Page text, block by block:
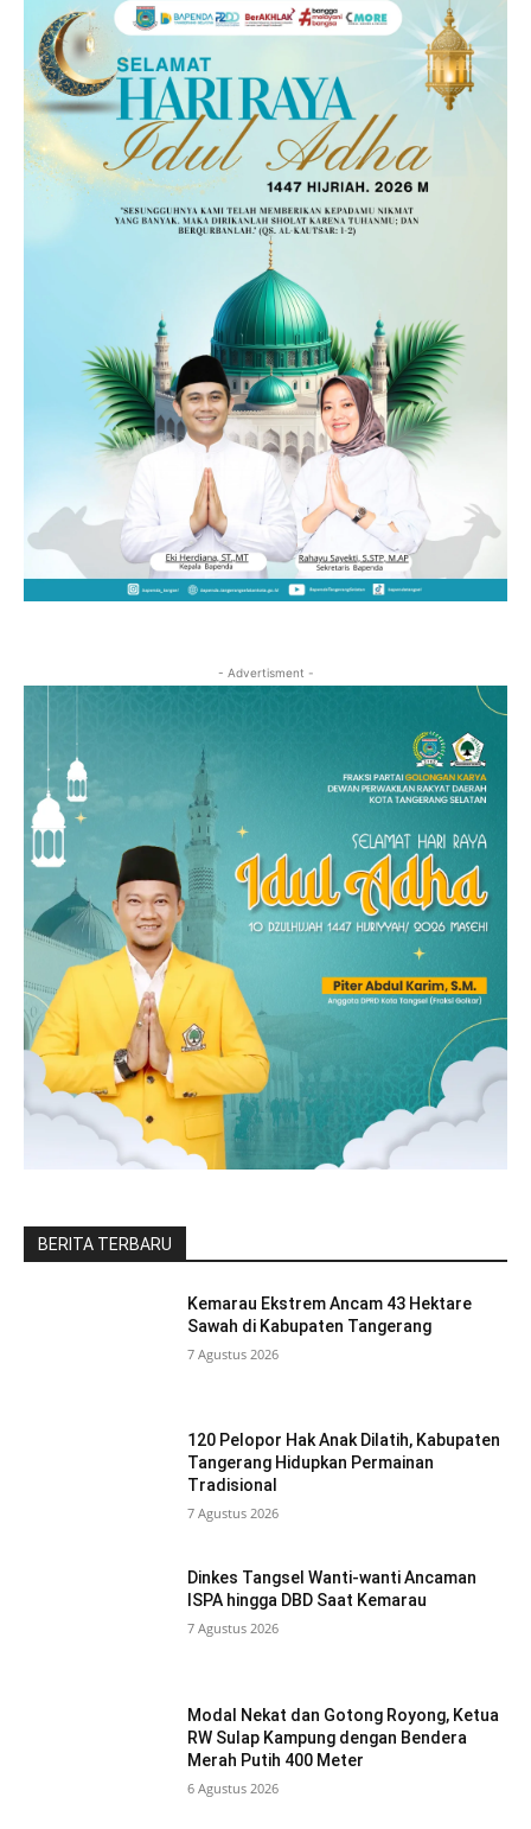
- Advertisment -
BERITA TERBARU
Kemarau Ekstrem Ancam 43 Hektare
Sawah di Kabupaten Tangerang
7 Agustus 2026
120 Pelopor Hak Anak Dilatih, Kabupaten
Tangerang Hidupkan Permainan
Tradisional
7 Agustus 2026
Dinkes Tangsel Wanti-wanti Ancaman
ISPA hingga DBD Saat Kemarau
7 Agustus 2026
Modal Nekat dan Gotong Royong, Ketua
RW Sulap Kampung dengan Bendera
Merah Putih 400 Meter
6 Agustus 2026